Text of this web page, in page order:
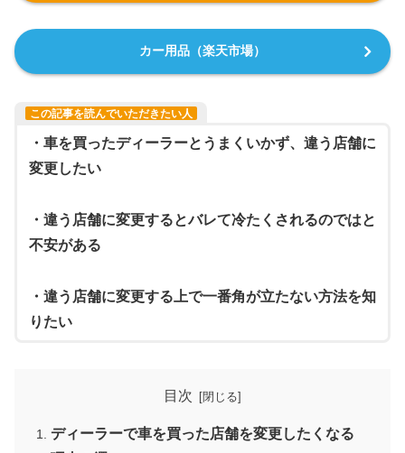
カー用品（楽天市場）
この記事を読んでいただきたい人
・車を買ったディーラーとうまくいかず、違う店舗に
変更したい
・違う店舗に変更するとバレて冷たくされるのではと
不安がある
・違う店舗に変更する上で一番角が立たない方法を知
りたい
目次
ディーラーで車を買った店舗を変更したくなる